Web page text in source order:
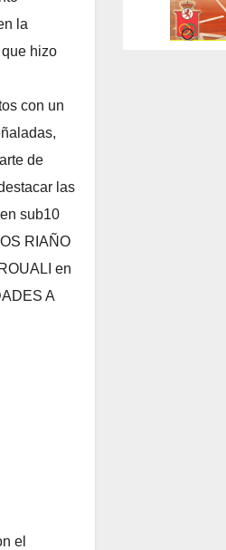
la
hizo
con un
de
las
sub10
RIAÑO
en
A
el